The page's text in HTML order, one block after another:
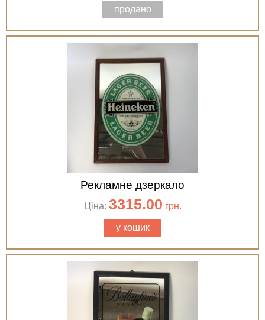
продано
Рекламне дзеркало
Ціна: 3315.00 грн.
у кошик